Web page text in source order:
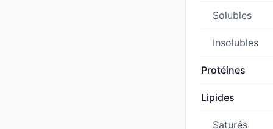
Solubles
Insolubles
Protéines
Lipides
Saturés